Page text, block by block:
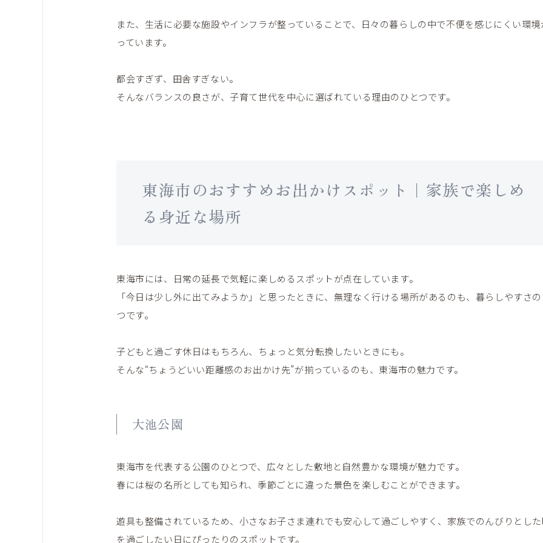
また、生活に必要な施設やインフラが整っていることで、日々の暮らしの中で不便を感じにくい環
っています。
都会すぎず、田舎すぎない。
そんなバランスの良さが、子育て世代を中心に選ばれている理由のひとつです。
東海市のおすすめお出かけスポット｜家族で楽しめ
る身近な場所
東海市には、日常の延長で気軽に楽しめるスポットが点在しています。
「今日は少し外に出てみようか」と思ったときに、無理なく行ける場所があるのも、暮らしやすさ
つです。
子どもと過ごす休日はもちろん、ちょっと気分転換したいときにも。
そんな“ちょうどいい距離感のお出かけ先”が揃っているのも、東海市の魅力です。
大池公園
東海市を代表する公園のひとつで、広々とした敷地と自然豊かな環境が魅力です。
春には桜の名所としても知られ、季節ごとに違った景色を楽しむことができます。
遊具も整備されているため、小さなお子さま連れでも安心して過ごしやすく、家族でのんびりとし
を過ごしたい日にぴったりのスポットです。